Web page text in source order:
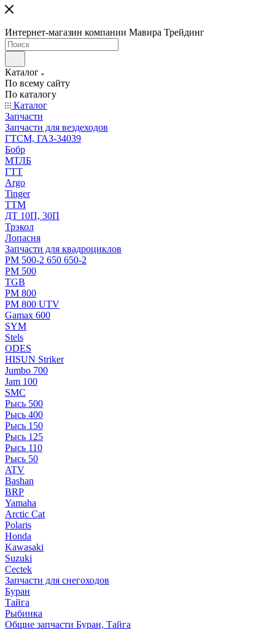
Интернет-магазин компании Мавира Трейдинг
Каталог
По всему сайту
По каталогу
Каталог
Запчасти
Запчасти для вездеходов
ГТСМ, ГАЗ-34039
Бобр
МТЛБ
ГТТ
Argo
Tinger
ТТМ
ДТ 10П, 30П
Трэкол
Лопасня
Запчасти для квадроциклов
РМ 500-2 650 650-2
РМ 500
TGB
РМ 800
РМ 800 UTV
Gamax 600
SYM
Stels
ОDЕS
HISUN Striker
Jumbo 700
Jam 100
SMC
Рысь 500
Рысь 400
Рысь 150
Рысь 125
Рысь 110
Рысь 50
ATV
Bashan
BRP
Yamaha
Arctic Cat
Polaris
Honda
Kawasaki
Suzuki
Cectek
Запчасти для снегоходов
Буран
Тайга
Рыбинка
Общие запчасти Буран, Тайга